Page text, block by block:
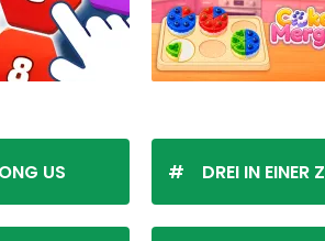
US DREI IN EINER ZEILE